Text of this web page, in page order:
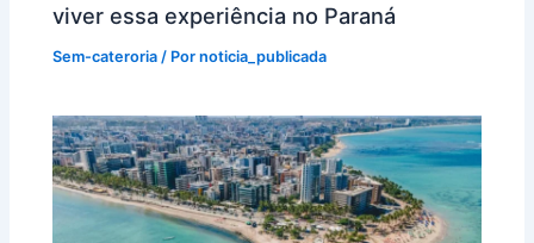
viver essa experiência no Paraná
Sem-cateroria / Pornoticia_publicada